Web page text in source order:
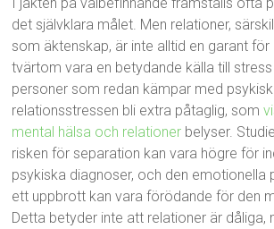
det självklara målet. Men relationer,
som äktenskap, är inte alltid en garant för
tvärtom vara en betydande källa till
personer som redan kämpar med
relationsstressen bli extra påtaglig, som
mental hälsa och relationer belyser.
risken för separation kan vara högre för
psykiska diagnoser, och den emotionella
ett uppbrott kan vara förödande för den
Detta betyder inte att relationer är dåliga,